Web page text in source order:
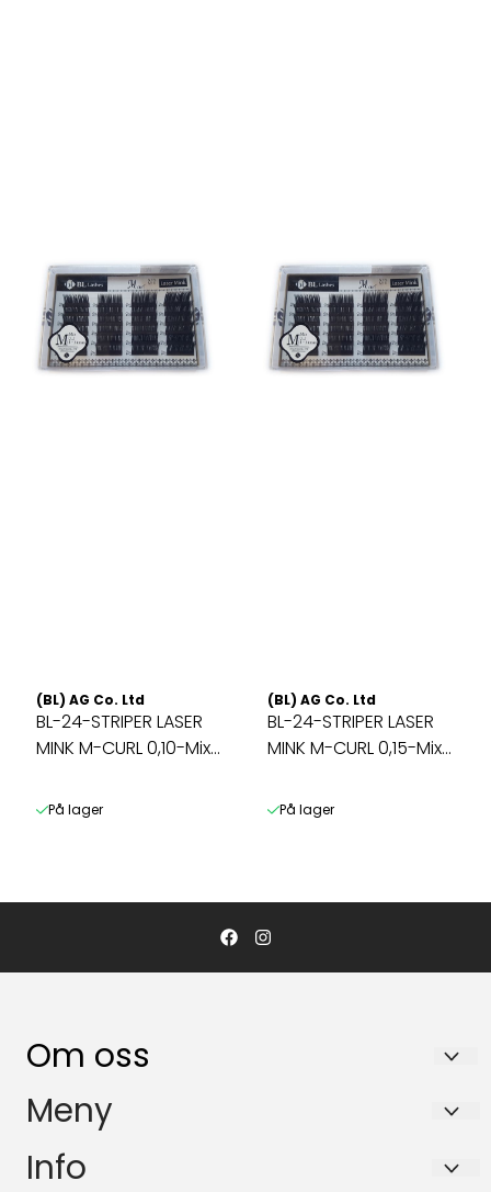
(BL) AG Co. Ltd
BL-24-STRIPER LASER
MINK M-CURL 0,10-Mix
På lager
(BL) AG Co. Ltd
BL-24-STRIPER LASER
MINK M-CURL 0,15-Mix
På lager
Om oss
NOR LINER SCANDINAVIA AS
Pb. 43 / Sjøskogeveien 7
1407 Vinterbro
Meny
Tilbud
Info